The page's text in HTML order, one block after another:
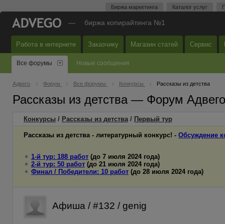
Биржа маркетинга Каталог услуг
— биржа копирайтинга №1
Работа в интернете Заказчику Магазин статей Сервис
Все форумы Новые сообщения
Адвего Форум Все форумы Конкурсы Рассказы из детства
Рассказы из детства — Форум Адвего
Конкурсы / Рассказы из детства/ Первый тур
Рассказы из детства - литературный конкурс! - Обсуждение
1-й тур: 188 работ (до 7 июля 2024 года)
2-й тур: 50 работ (до 21 июля 2024 года)
Финал / Победители: 10 работ (до 28 июля 2024 года)
Афиша / #132 / genig